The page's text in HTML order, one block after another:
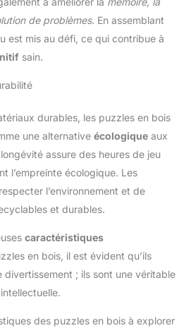
de problèmes. En assemblant
est mis au défi, ce qui contribue à
sain.
durables, les puzzles en bois
une alternative écologique aux
assure des heures de jeu
l’empreinte écologique. Les
l’environnement et de
et durables.
caractéristiques
en bois, il est évident qu’ils
divertissement ; ils sont une véritable
des puzzles en bois à explorer